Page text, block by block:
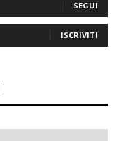
SEGUI
ISCRIVITI